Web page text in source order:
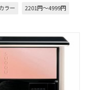
ラー 2201円～4999円